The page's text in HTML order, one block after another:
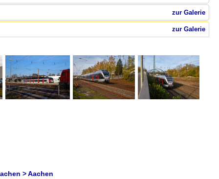
zur Galerie
zur Galerie
> Aachen